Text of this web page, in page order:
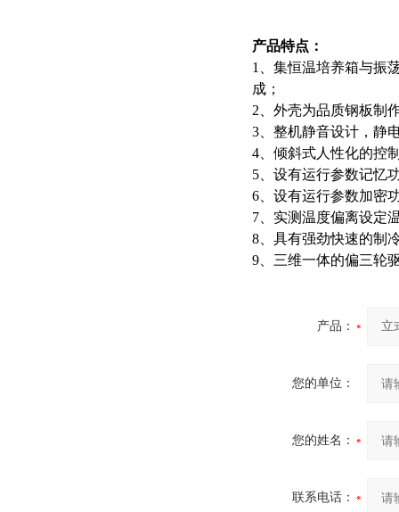
产品特点：
1、 集恒温培养箱与振
成；
2、 外壳为品质钢板制
3、 整机静音设计，静
4、 倾斜式人性化的控
5、设有运行参数记忆
6、设有运行参数加密
7、实测温度偏离设定
8、具有强劲快速的制
9、 三维一体的偏三轮
产品：
您的单位：
您的姓名：
联系电话：